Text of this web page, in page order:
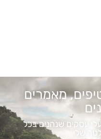
מאמרים
עסקים שנהנים בכל
שלי